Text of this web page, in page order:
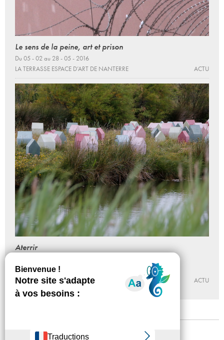
Le sens de la peine, art et prison
Du 05 - 02 au 28 - 05 - 2016
LA TERRASSE ESPACE D’ART DE NANTERRE
ACTU
Aterrir
Du 02 - 10 - 2021 au 30 - 01 - 2022
CENTRE D’ART CONTEMPORAIN DE LA FERME DU BUISSON
ACTU
Mentions légales